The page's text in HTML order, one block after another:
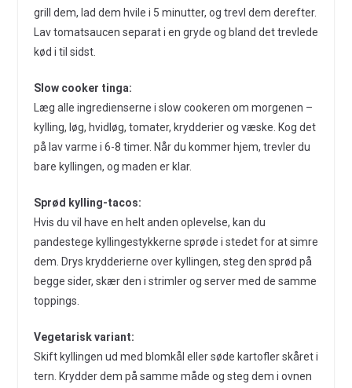
grill dem, lad dem hvile i 5 minutter, og trevl dem derefter.
Lav tomatsaucen separat i en gryde og bland det trevlede
kød i til sidst.
Slow cooker tinga:
Læg alle ingredienserne i slow cookeren om morgenen –
kylling, løg, hvidløg, tomater, krydderier og væske. Kog det
på lav varme i 6-8 timer. Når du kommer hjem, trevler du
bare kyllingen, og maden er klar.
Sprød kylling-tacos:
Hvis du vil have en helt anden oplevelse, kan du
pandestege kyllingestykkerne sprøde i stedet for at simre
dem. Drys krydderierne over kyllingen, steg den sprød på
begge sider, skær den i strimler og server med de samme
toppings.
Vegetarisk variant:
Skift kyllingen ud med blomkål eller søde kartofler skåret i
tern. Krydder dem på samme måde og steg dem i ovnen